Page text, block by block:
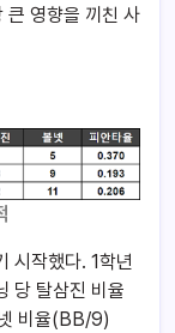
큰 영향을 끼친 사
시작했다. 1학년
당 탈삼진 비율
비율(BB/9)